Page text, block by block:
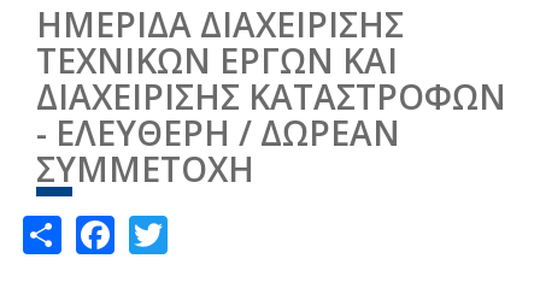
ΗΜΕΡΙΔΑ ΔΙΑΧΕΙΡΙΣΗΣ
ΤΕΧΝΙΚΩΝ ΕΡΓΩΝ ΚΑΙ
ΔΙΑΧΕΙΡΙΣΗΣ ΚΑΤΑΣΤΡΟΦΩΝ
- ΕΛΕΥΘΕΡΗ / ΔΩΡΕΑΝ
ΣΥΜΜΕΤΟΧΗ
ShareFacebook